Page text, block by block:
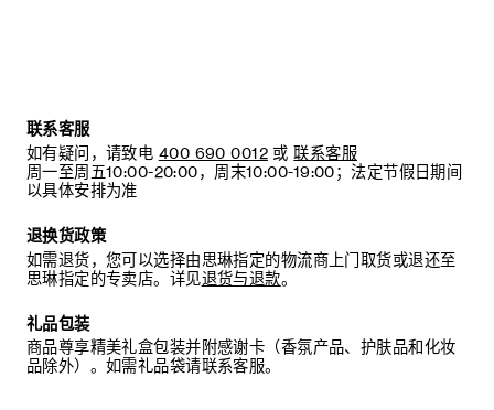
联系客服
如有疑问，请致电 400 690 0012 或 联系客服
周一至周五10:00-20:00，周末10:00-19:00；法定节假日期间
以具体安排为准
退换货政策
如需退货，您可以选择由思琳指定的物流商上门取货或退还至
思琳指定的专卖店。详见退货与退款。
礼品包装
商品尊享精美礼盒包装并附感谢卡（香氛产品、护肤品和化妆
品除外）。如需礼品袋请联系客服。